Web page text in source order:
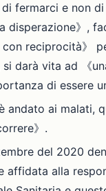
fermarci e non
disperazione》,
reciprocità》
darà vita ad 《
di essere
andato ai malati,
》.
del 2020
affidata alla